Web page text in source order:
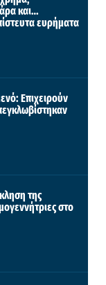
και…
ευρήματα
Επιχειρούν
της
στο